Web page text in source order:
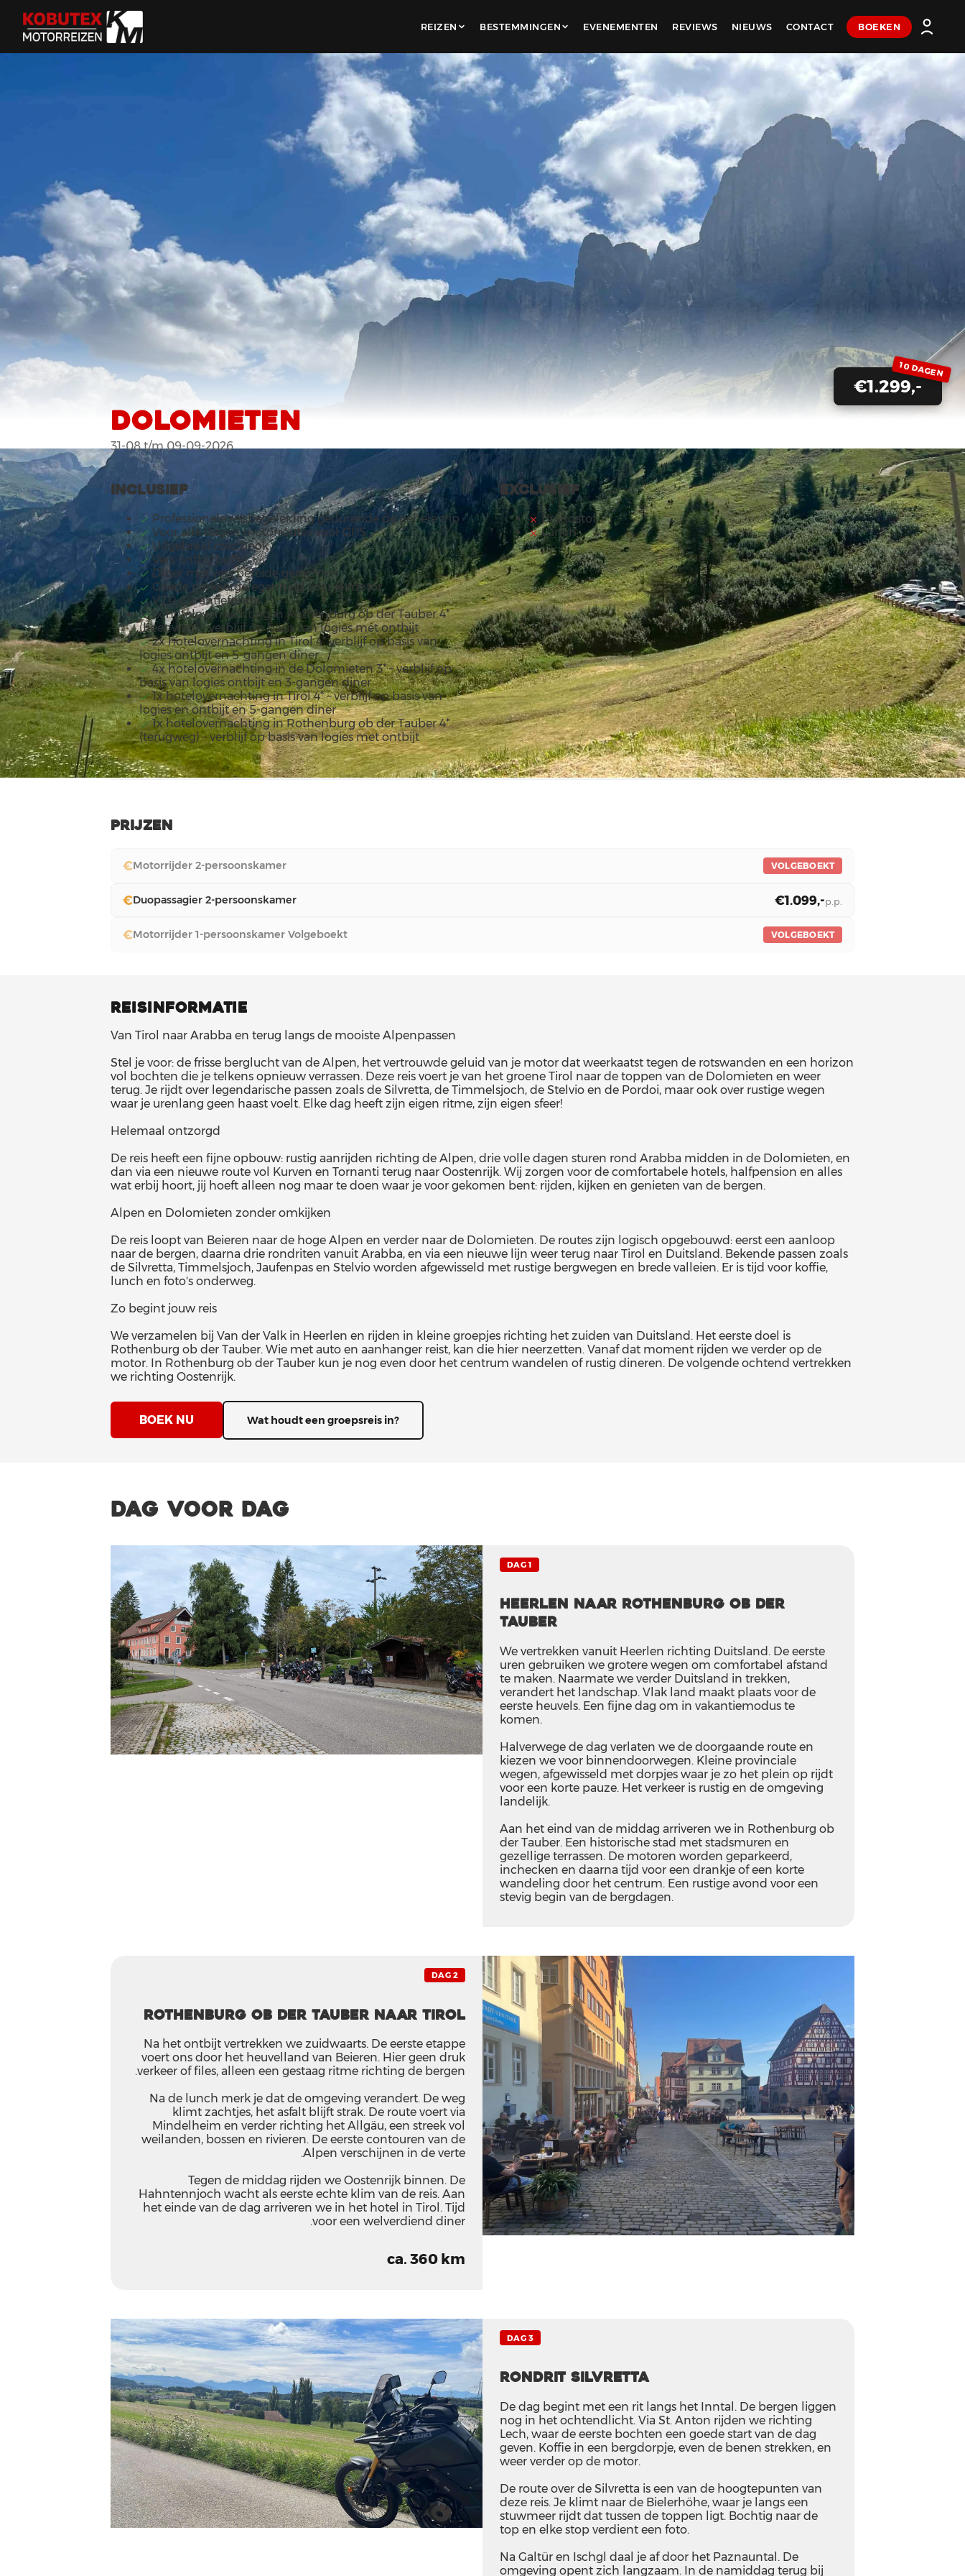
REIZEN BESTEMMINGEN EVENEMENTEN REVIEWS NIEUWS CONTACT BOEKEN
€1.299,-
10 DAGEN
DOLOMIETEN
31-08 t/m 09-09-2026
Inclusief
Professionele reisbegeleiding gedurende de gehele trip
Voor alle dagen motorroutes voor GPS
Uitgebreid roadbook
Vers ontbijtbuffet
Diner met vers bereide gerechten
Goede parkeergelegenheid voor je motor
VZR Garantiefonds
1x hotelovernachting in Rothenburg ob der Tauber 4*
(heenweg) – verblijf op basis van logies met ontbijt
2x hotelovernachting in Tirol 4* verblijf op basis van
logies ontbijt en 5-gangen diner
4x hotelovernachting in de Dolomieten 3* – verblijf op
basis van logies ontbijt en 3-gangen diner
1x hotelovernachting in Tirol 4* – verblijf op basis van
logies en ontbijt en 5-gangen diner
1x hotelovernachting in Rothenburg ob der Tauber 4*
(terugweg) – verblijf op basis van logies met ontbijt
Exclusief
Brandstof
Lunch
Prijzen
€Motorrijder 2-persoonskamer VOLGEBOEKT
€Duopassagier 2-persoonskamer €1.099,-p.p.
€Motorrijder 1-persoonskamer Volgeboekt VOLGEBOEKT
REISINFORMATIE
Van Tirol naar Arabba en terug langs de mooiste Alpenpassen
Stel je voor: de frisse berglucht van de Alpen, het vertrouwde geluid van je motor dat weerkaatst tegen de rotswanden en een horizon
vol bochten die je telkens opnieuw verrassen. Deze reis voert je van het groene Tirol naar de toppen van de Dolomieten en weer
terug. Je rijdt over legendarische passen zoals de Silvretta, de Timmelsjoch, de Stelvio en de Pordoi, maar ook over rustige wegen
waar je urenlang geen haast voelt. Elke dag heeft zijn eigen ritme, zijn eigen sfeer!
Helemaal ontzorgd
De reis heeft een fijne opbouw: rustig aanrijden richting de Alpen, drie volle dagen sturen rond Arabba midden in de Dolomieten, en
dan via een nieuwe route vol Kurven en Tornanti terug naar Oostenrijk. Wij zorgen voor de comfortabele hotels, halfpension en alles
wat erbij hoort, jij hoeft alleen nog maar te doen waar je voor gekomen bent: rijden, kijken en genieten van de bergen.
Alpen en Dolomieten zonder omkijken
De reis loopt van Beieren naar de hoge Alpen en verder naar de Dolomieten. De routes zijn logisch opgebouwd: eerst een aanloop
naar de bergen, daarna drie rondriten vanuit Arabba, en via een nieuwe lijn weer terug naar Tirol en Duitsland. Bekende passen zoals
de Silvretta, Timmelsjoch, Jaufenpas en Stelvio worden afgewisseld met rustige bergwegen en brede valleien. Er is tijd voor koffie,
lunch en foto's onderweg.
Zo begint jouw reis
We verzamelen bij Van der Valk in Heerlen en rijden in kleine groepjes richting het zuiden van Duitsland. Het eerste doel is
Rothenburg ob der Tauber. Wie met auto en aanhanger reist, kan die hier neerzetten. Vanaf dat moment rijden we verder op de
motor. In Rothenburg ob der Tauber kun je nog even door het centrum wandelen of rustig dineren. De volgende ochtend vertrekken
we richting Oostenrijk.
BOEK NU Wat houdt een groepsreis in?
DAG VOOR DAG
DAG 1
Heerlen naar Rothenburg ob der
Tauber
We vertrekken vanuit Heerlen richting Duitsland. De eerste
uren gebruiken we grotere wegen om comfortabel afstand
te maken. Naarmate we verder Duitsland in trekken,
verandert het landschap. Vlak land maakt plaats voor de
eerste heuvels. Een fijne dag om in vakantiemodus te
komen.
Halverwege de dag verlaten we de doorgaande route en
kiezen we voor binnendoorwegen. Kleine provinciale
wegen, afgewisseld met dorpjes waar je zo het plein op rijdt
voor een korte pauze. Het verkeer is rustig en de omgeving
landelijk.
Aan het eind van de middag arriveren we in Rothenburg ob
der Tauber. Een historische stad met stadsmuren en
gezellige terrassen. De motoren worden geparkeerd,
inchecken en daarna tijd voor een drankje of een korte
wandeling door het centrum. Een rustige avond voor een
stevig begin van de bergdagen.
DAG 2
Rothenburg ob der Tauber naar Tirol
Na het ontbijt vertrekken we zuidwaarts. De eerste etappe
voert ons door het heuvelland van Beieren. Hier geen druk
verkeer of files, alleen een gestaag ritme richting de bergen.
Na de lunch merk je dat de omgeving verandert. De weg
klimt zachtjes, het asfalt blijft strak. De route voert via
Mindelheim en verder richting het Allgäu, een streek vol
weilanden, bossen en rivieren. De eerste contouren van de
Alpen verschijnen in de verte.
Tegen de middag rijden we Oostenrijk binnen. De
Hahntennjoch wacht als eerste echte klim van de reis. Aan
het einde van de dag arriveren we in het hotel in Tirol. Tijd
voor een welverdiend diner.
ca. 360 km
DAG 3
Rondrit Silvretta
De dag begint met een rit langs het Inntal. De bergen liggen
nog in het ochtendlicht. Via St. Anton rijden we richting
Lech, waar de eerste bochten een goede start van de dag
geven. Koffie in een bergdorpje, even de benen strekken, en
weer verder op de motor.
De route over de Silvretta is een van de hoogtepunten van
deze reis. Je klimt naar de Bielerhöhe, waar je langs een
stuwmeer rijdt dat tussen de toppen ligt. Bochtig naar de
top en elke stop verdient een foto.
Na Galtür en Ischgl daal je af door het Paznauntal. De
omgeving opent zich langzaam. In de namiddag terug bij